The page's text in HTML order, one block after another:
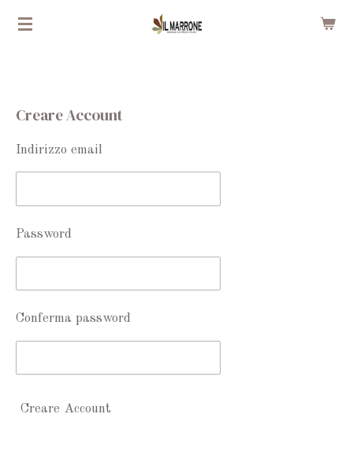
Vai
Creare Account
Indirizzo email
Password
Conferma password
Creare Account